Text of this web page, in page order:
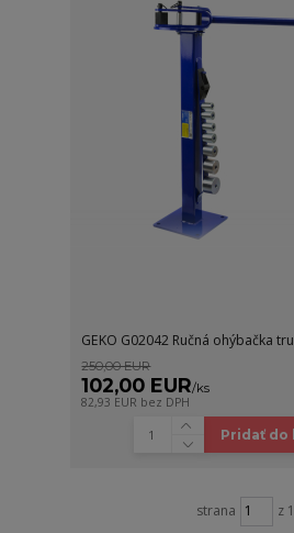
GEKO G02042 Ručná ohýbačka
250,00 EUR
102,00 EUR/ks
82,93 EUR bez DPH
Pridať do
strana z 1